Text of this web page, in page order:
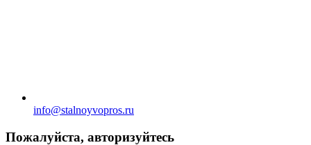
info@stalnoyvopros.ru
Пожалуйста, авторизуйтесь